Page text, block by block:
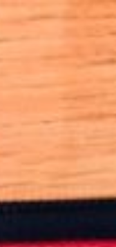
newsletter Découvrir